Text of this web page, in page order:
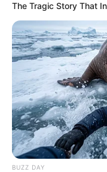
The Tragic Story That
BUZZ DAY